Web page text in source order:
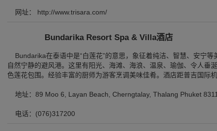
网址： http://www.trisara.com/
Bundarika Resort Spa & Villa酒店
Bundarika在泰语中是“白莲花”的意思，象征着纯洁、智慧、安宁
自然宁静的避风港。这里有阳光、海滩、海浪、温泉、瑜伽、令人垂
色莲花包围。经验丰富的厨师为游客烹调美味佳肴。酒店距普吉国际
地址：89 Moo 6, Layan Beach, Cherngtalay, Thalang Phuket
电话：(076)317200